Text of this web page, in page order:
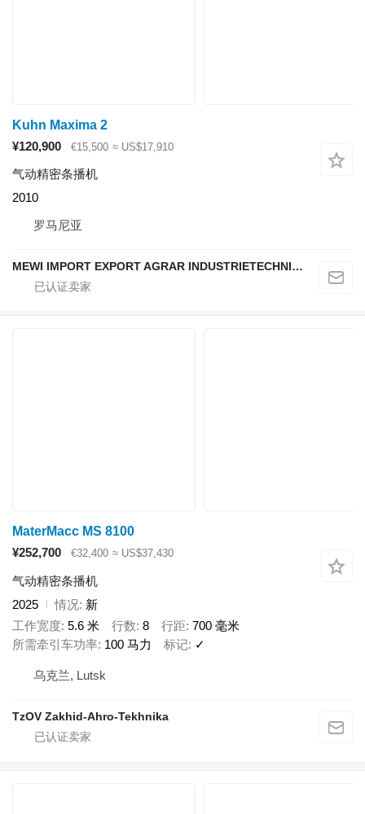
Kuhn Maxima 2
¥120,900
€15,500 ≈ US$17,910
气动精密条播机
2010
罗马尼亚
MEWI IMPORT EXPORT AGRAR INDUSTRIETECHNIK SRL
MaterMacc MS 8100
¥252,700
€32,400 ≈ US$37,430
气动精密条播机
2025
情况 新
工作宽度 5.6 米 行数 8 行距 700 毫米
所需牵引车功率 100 马力 标记 ✓
乌克兰, Lutsk
TzOV Zakhid-Ahro-Tekhnika